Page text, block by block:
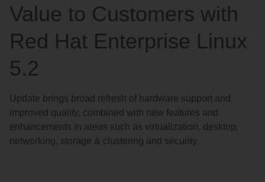
Value to Customers with
Red Hat Enterprise Linux
5.2
Update brings broad refresh of hardware support and
improved quality, combined with new features and
enhancements in areas such as virtualization, desktop,
networking, storage & clustering and security